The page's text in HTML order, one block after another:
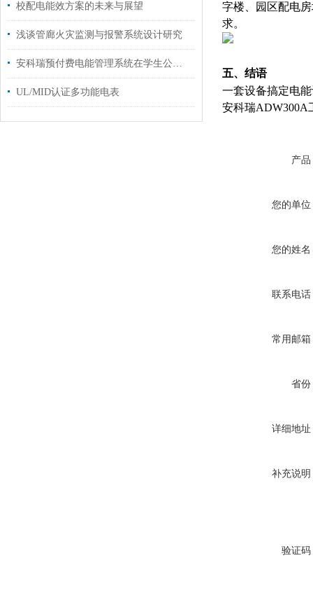
校配电能效方案的未来与展望
浅谈管廊火灾监测与报警系统设计研究
安科瑞预付费电能管理系统在学生公寓的应用与分析
UL/MID认证多功能电表
字楼、园区配电
求。
五、 结语
一套设备搞定电
安科瑞ADW300A
产品
您的单位
您的姓名
联系电话
常用邮箱
省份
详细地址
补充说明
验证码